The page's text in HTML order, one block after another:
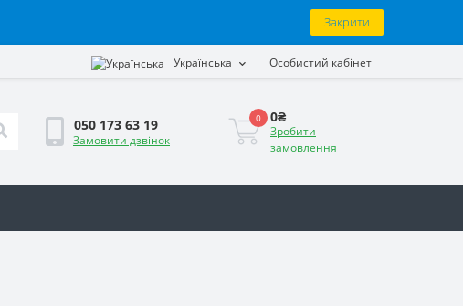
Закрити
Українська Особистий кабінет
050 173 63 19
Замовити дзвінок
0 0₴
Зробити
замовлення